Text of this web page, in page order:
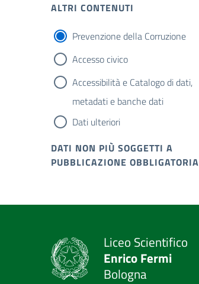
ALTRI CONTENUTI
Prevenzione della Corruzione
Accesso civico
Accessibilità e Catalogo di dati,
metadati e banche dati
Dati ulteriori
DATI NON PIÙ SOGGETTI A
PUBBLICAZIONE OBBLIGATORIA
Liceo Scientifico
Enrico Fermi
Bologna